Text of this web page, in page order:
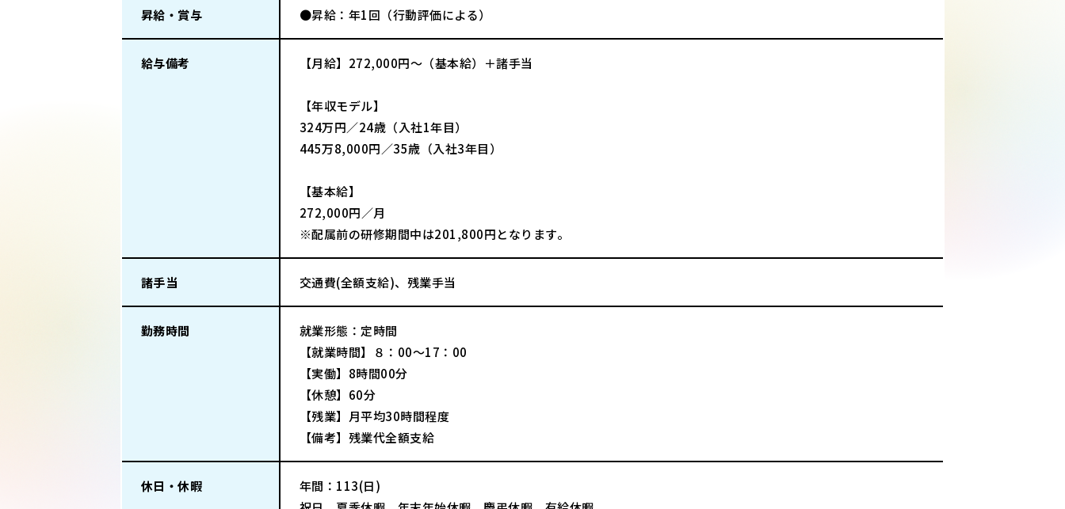
昇給・賞与 ●昇給：年1回（行動評価による）
給与備考 【月給】272,000円～（基本給）＋諸手当
【年収モデル】
324万円／24歳（入社1年目）
445万8,000円／35歳（入社3年目）
【基本給】
272,000円／月
※配属前の研修期間中は201,800円となります。
諸手当 交通費(全額支給)、残業手当
勤務時間
就業形態：定時間
【就業時間】８：00～17：00
【実働】8時間00分
【休憩】60分
【残業】月平均30時間程度
【備考】残業代全額支給
休日・休暇
年間：113(日)